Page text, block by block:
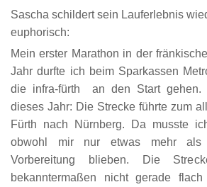
Sascha schildert sein Lauferlebnis
euphorisch:
Mein erster Marathon in der
Jahr durfte ich beim Sparkassen
die infra-fürth an den Start gehen.
dieses Jahr: Die Strecke führte zum
Fürth nach Nürnberg. Da musste
obwohl mir nur etwas mehr
Vorbereitung blieben. Die
bekanntermaßen nicht gerade